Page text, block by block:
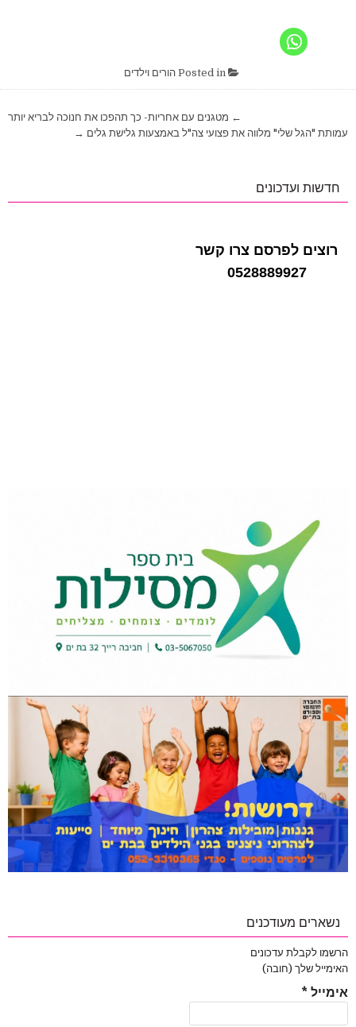
הורים וילדים
← מטגנים עם אחריות- כך תהפכו את חנוכה לבריא יותר
עמותת "הגל שלי" מלווה את פצועי צה"ל באמצעות גלישת גלים →
חדשות ועדכונים
רוצים לפרסם צרו קשר
0528889927
נשארים מעודכנים
הרשמו לקבלת עדכונים
האימייל שלך (חובה)
אימייל *